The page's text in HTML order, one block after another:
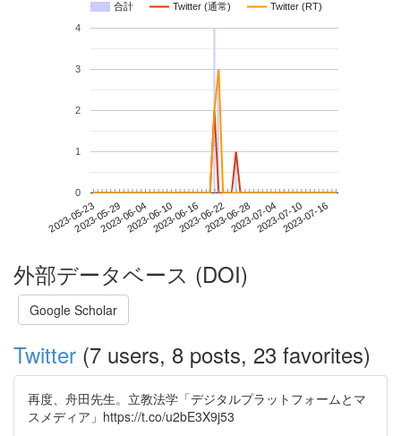
合計 Twitter (通常) Twitter (RT)
2023-05-232023-05-292023-06-042023-06-102023-06-162023-06-222023-06-282023-07-042023-07-102023-07-16
0
1
2
3
4
外部データベース (DOI)
Google Scholar
Twitter (7 users, 8 posts, 23 favorites)
再度、舟田先生。立教法学「デジタルプラットフォームとマ
スメディア」https://t.co/u2bE3X9j53